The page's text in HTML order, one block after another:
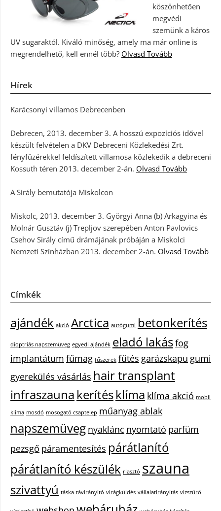
köszönhetően
megvédi
szemünk a káros
UV sugaraktól. Kiváló minőség, amely ma már online is
megrendelhető, kell ennél több? Olvasd Tovább
Hírek
Karácsonyi villamos Debrecenben
Debrecen, 2013. december 3. A hosszú expozíciós idővel
készült felvételen a DKV Debreceni Közlekedési Zrt.
fényfüzérekkel feldíszített villamosa közlekedik a debreceni
Kossuth téren 2013. december 2-án. Olvasd Tovább
A Sirály bemutatója Miskolcon
Miskolc, 2013. december 3. Györgyi Anna (b) Arkagyina és
Molnár Gusztáv (j) Trepljov szerepében Anton Pavlovics
Csehov Sirály című drámájának próbáján a Miskolci
Nemzeti Színházban 2013. december 2-án. Olvasd Tovább
Címkék
ajándék akció Arctica autógumi betonkerítés
dioptriás napszemüveg egyedi ajándék eladó lakásfog
implantátum fűmag fűszerek fűtés garázskapu gumi
gyerekülés vásárlás hair transplant
infraszauna kerítésklíma klíma akció mobil
klíma mosdó mosogató csaptelep műanyag ablak
napszemüveg nyaklánc nyomtató parfüm
pezsgő páramentesítés párátlanító
párátlanító készülék riasztó szauna
szivattyú táska távirányító virágküldés vállalatirányítás vízszűrő